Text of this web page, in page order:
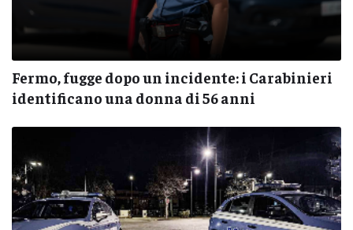
Fermo, fugge dopo un incidente: i Carabinieri
identificano una donna di 56 anni